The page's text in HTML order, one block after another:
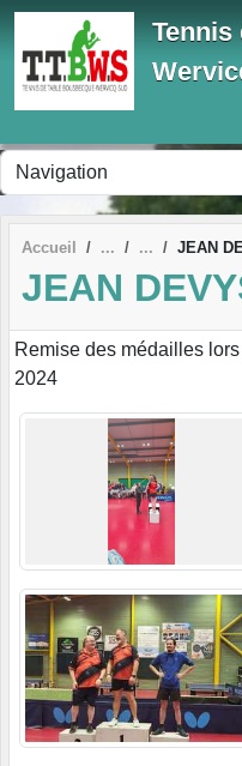
Tennis
Accueil JEAN
JEAN
Remise des médailles
2024
Panneau de gestion des